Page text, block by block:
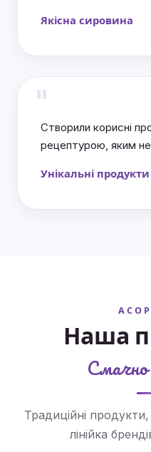
Якісна сировина
"
Створили корисні
рецептурою, яким
Унікальні продукти
Наша
Смачно
Традиційні
лінійка
Йогурти